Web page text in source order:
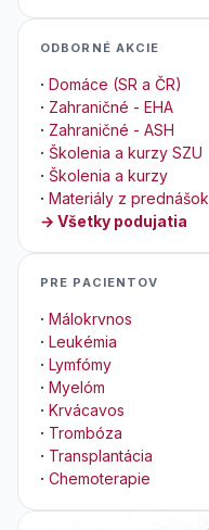
ODBORNÉ AKCIE
· Domáce (SR a ČR)
· Zahraničné - EHA
· Zahraničné - ASH
· Školenia a kurzy SZU
· Školenia a kurzy
· Materiály z prednášok
→ Všetky podujatia
PRE PACIENTOV
· Málokrvnos
· Leukémia
· Lymfómy
· Myelóm
· Krvácavos
· Trombóza
· Transplantácia
· Chemoterapie